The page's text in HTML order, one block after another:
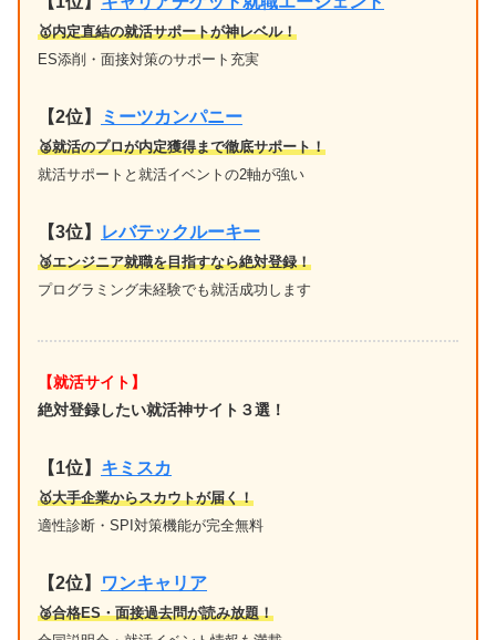
🥇内定直結の就活サポートが神レベル！
ES添削・面接対策のサポート充実
【2位】 ミーツカンパニー
🥈就活のプロが内定獲得まで徹底サポート！
就活サポートと就活イベントの2軸が強い
【3位】 レバテックルーキー
🥉エンジニア就職を目指すなら絶対登録！
プログラミング未経験でも就活成功します
【就活サイト】
絶対登録したい就活神サイト３選！
【1位】 キミスカ
🥇大手企業からスカウトが届く！
適性診断・SPI対策機能が完全無料
【2位】 ワンキャリア
🥈合格ES・面接過去問が読み放題！